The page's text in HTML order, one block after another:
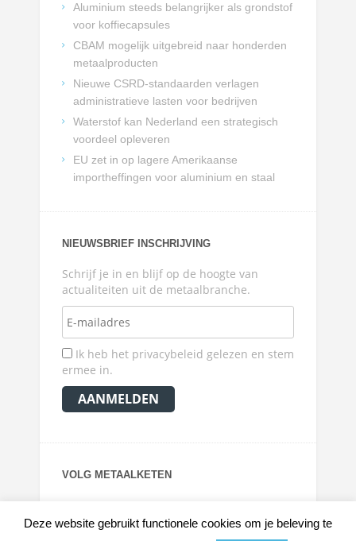
Aluminium steeds belangrijker als grondstof
voor koffiecapsules
CBAM mogelijk uitgebreid naar honderden
metaalproducten
Nieuwe CSRD-standaarden verlagen
administratieve lasten voor bedrijven
Waterstof kan Nederland een strategisch
voordeel opleveren
EU zet in op lagere Amerikaanse
importheffingen voor aluminium en staal
NIEUWSBRIEF INSCHRIJVING
Schrijf je in en blijf op de hoogte van
actualiteiten uit de metaalbranche.
Ik heb het privacybeleid gelezen en stem
ermee in.
VOLG METAALKETEN
Deze website gebruikt functionele cookies om je beleving te